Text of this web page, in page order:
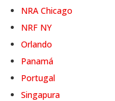
NRA Chicago
NRF NY
Orlando
Panamá
Portugal
Singapura